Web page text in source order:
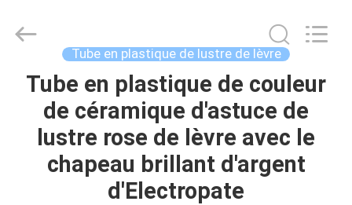
MAISON
PRODUITS
Copyright
emptycosmetictube.com.
Reserved.
Tube en plastique de lustre de lèvre
Tube en plastique de couleur
de céramique d'astuce de
lustre rose de lèvre avec le
chapeau brillant d'argent
d'Electropate